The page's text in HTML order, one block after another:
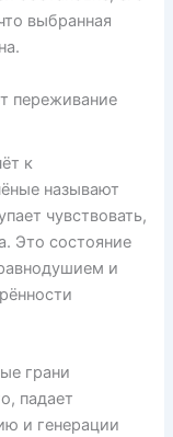
выбранная
переживание
к
называют
чувствовать,
Это состояние
и
грани
падает
и генерации